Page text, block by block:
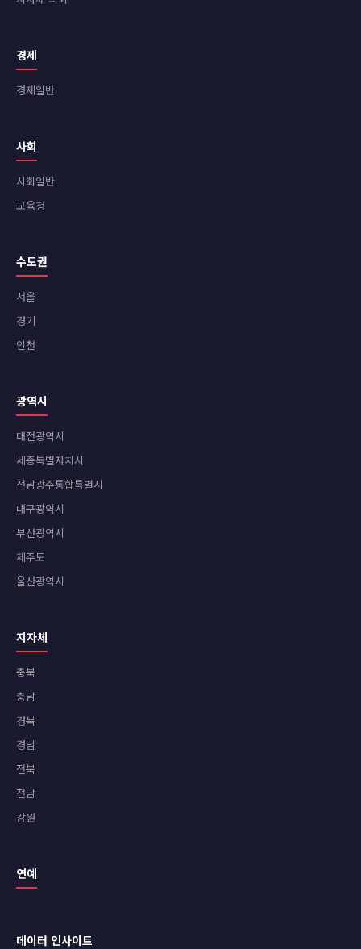
경제
경제일반
사회
사회일반
교육청
수도권
서울
경기
인천
광역시
대전광역시
세종특별자치시
전남광주통합특별시
대구광역시
부산광역시
제주도
울산광역시
지자체
충북
충남
경북
경남
전북
전남
강원
연예
데이터 인사이트